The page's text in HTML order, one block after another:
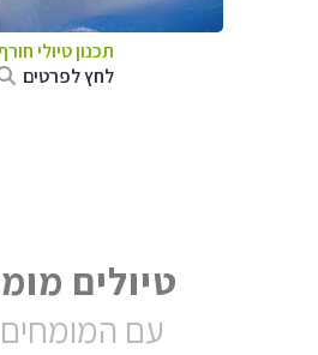
תכנון טיולי חורף
לחץ לפרטים
טיולים
עם